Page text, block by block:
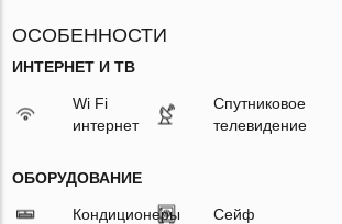
ОСОБЕННОСТИ
ИНТЕРНЕТ И ТВ
Wi Fi
интернет
Спутниковое
телевидение
ОБОРУДОВАНИЕ
Кондиционеры Сейф